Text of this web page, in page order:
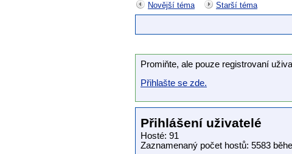
Novější téma Starší téma
Promiňte, ale pouze registrovaní
Přihlašte se zde.
Přihlášení uživatelé
Hosté: 91
Zaznamenaný počet hostů: 5583